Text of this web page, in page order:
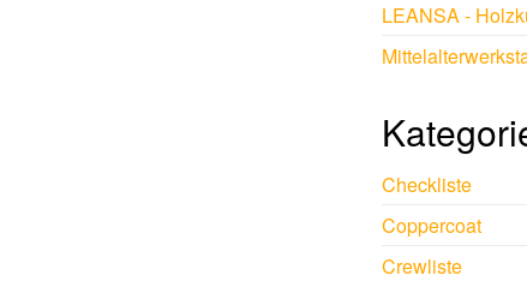
LEANSA -
Checkliste
Coppercoat
Crewliste